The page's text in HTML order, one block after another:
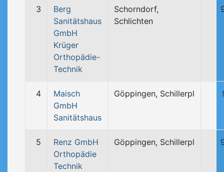
3
Berg
Sanitätshaus
GmbH
Krüger
Orthopädie-
Technik
Schorndorf,
Schlichten
4
Maisch
GmbH
Sanitätshaus
Göppingen, Schillerpl
5
Renz GmbH
Orthopädie
Technik
Göppingen, Schillerpl